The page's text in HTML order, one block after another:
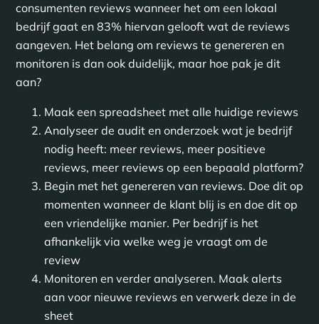
consumenten reviews wanneer het om een lokaal
bedrijf gaat en 83% hiervan gelooft wat de reviews
aangeven. Het belang om reviews te genereren en
monitoren is dan ook duidelijk, maar hoe pak je dit
aan?
Maak een spreadsheet met alle huidige reviews
Analyseer de audit en onderzoek wat je bedrijf
nodig heeft: meer reviews, meer positieve
reviews, meer reviews op een bepaald platform?
Begin met het genereren van reviews. Doe dit op
momenten wanneer de klant blij is en doe dit op
een vriendelijke manier. Per bedrijf is het
afhankelijk via welke weg je vraagt om de
review
Monitoren en verder analyseren. Maak alerts
aan voor nieuwe reviews en verwerk deze in de
sheet